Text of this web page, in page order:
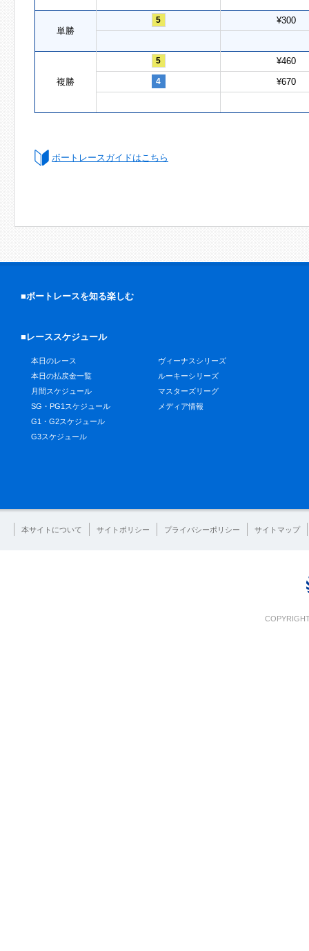
単勝
5 ¥300
複勝
5 ¥460
4 ¥670
ボートレースガイドはこちら
■ボートレースを知る楽しむ
■レーススケジュール
本日のレース
本日の払戻金一覧
月間スケジュール
SG・PG1スケジュール
G1・G2スケジュール
G3スケジュール
ヴィーナスシリーズ
ルーキーシリーズ
マスターズリーグ
メディア情報
本サイトについて サイトポリシー プライバシーポリシー サイトマップ